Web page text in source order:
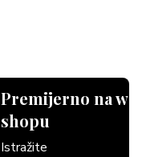
Premijerno na
shopu
Istražite